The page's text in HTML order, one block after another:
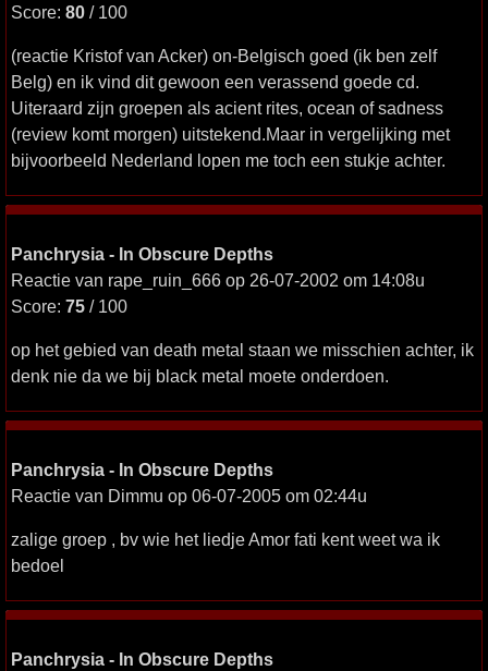
Score: 80 / 100
(reactie Kristof van Acker) on-Belgisch goed (ik ben zelf
Belg) en ik vind dit gewoon een verassend goede cd.
Uiteraard zijn groepen als acient rites, ocean of sadness
(review komt morgen) uitstekend.Maar in vergelijking met
bijvoorbeeld Nederland lopen me toch een stukje achter.
Panchrysia - In Obscure Depths
Reactie van rape_ruin_666 op 26-07-2002 om 14:08u
Score: 75 / 100
op het gebied van death metal staan we misschien achter, ik
denk nie da we bij black metal moete onderdoen.
Panchrysia - In Obscure Depths
Reactie van Dimmu op 06-07-2005 om 02:44u
zalige groep , bv wie het liedje Amor fati kent weet wa ik
bedoel
Panchrysia - In Obscure Depths